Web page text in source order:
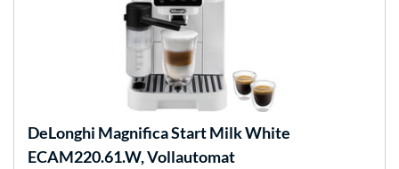
DeLonghi Magnifica Start Milk White
ECAM220.61.W, Vollautomat